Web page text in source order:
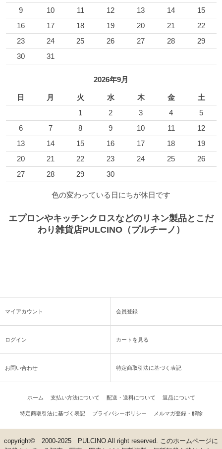
9
10 11 12 13 14
15
16
17 18 19 20 21
22
23
24 25 26 27 28
29
30
31
2026年9月
日 月 火 水 木 金
土
1
2 3 4
5
6
7 8 9 10 11
12
13
14 15 16 17 18
19
20
21 22 23 24 25
26
27
28 29 30
色の変わっている日にちが休日です
エプロンやキッチンクロスなどのリネン製品とこだ
わり雑貨店PULCINO（プルチーノ）
マイアカウント 会員登録
ログイン カートを見る
お問い合わせ 特定商取引法に基づく表記
ホーム 支払い方法について 配送・送料について 返品について
特定商取引法に基づく表記 プライバシーポリシー メルマガ登録・解除
copyright© 2000-2025 PULCINO All right reserved. このホームページに